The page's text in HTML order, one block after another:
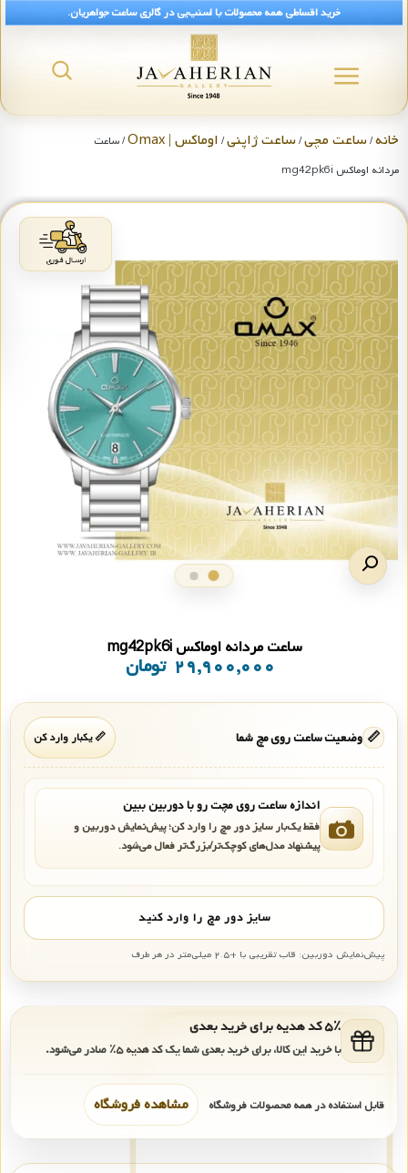
خرید اقساطی همه محصولات با اسنپ‌پی در گالری ساعت جواهریان.
خانه/ساعت مچی/ساعت ژاپنی/ اوماکس | Omax
/ ساعت
مردانه اوماکس mg42pk6i
ساعت مردانه اوماکس mg42pk6i
۲۹,۹۰۰,۰۰۰ تومان
📏 وضعیت ساعت روی مچ شما 📏 یکبار وارد کن
اندازه ساعت روی مچت رو با دوربین ببین
فقط یک‌بار سایز دور مچ را وارد کن؛ پیش‌نمایش دوربین و
پیشنهاد مدل‌های کوچک‌تر/بزرگ‌تر فعال می‌شود.
سایز دور مچ را وارد کنید
پیش‌نمایش دوربین: قاب تقریبی با +۲.۵ میلی‌متر در هر طرف
۵٪ کد هدیه برای خرید بعدی
با خرید این کالا، برای خرید بعدی شما یک کد هدیه۵٪ صادر می‌شود.
قابل استفاده در همه محصولات فروشگاه مشاهده فروشگاه